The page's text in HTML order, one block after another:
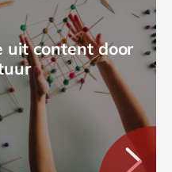
uit content door